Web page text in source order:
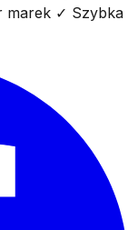
marek ✓ Szybka